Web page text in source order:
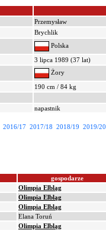
Przemysław
Brychlik
Polska
3 lipca 1989 (37 lat)
Żory
190 cm / 84 kg
napastnik
2016/17 2017/18 2018/19 2019/20
gospodarze
Olimpia Elbląg
Olimpia Elbląg
Olimpia Elbląg
Elana Toruń
Olimpia Elbląg